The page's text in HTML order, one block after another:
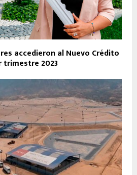
accedieron al Nuevo Crédito
trimestre 2023